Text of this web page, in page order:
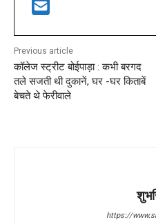
Previous article
कॉलेज स्ट्रीट बोईपाड़ा : कभी बरगद
तले सजती थी दुकानें, घर -घर किताबें
बेचते थे फेरीवाले
https://